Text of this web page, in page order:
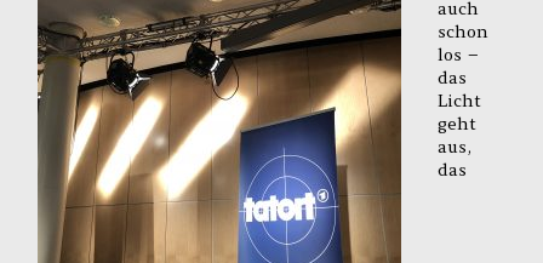
auch
schon
los –
das
Licht
geht
aus,
das